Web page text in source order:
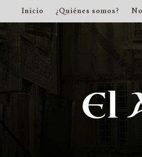
Inicio ¿Quiénes somos?
El